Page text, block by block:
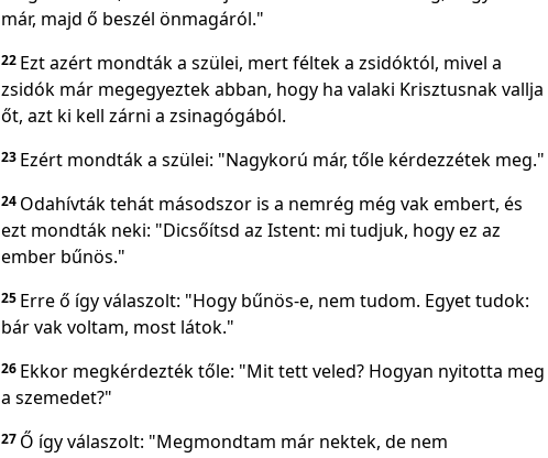
már, majd ő beszél önmagáról."
22 Ezt azért mondták a szülei, mert féltek a zsidóktól, mivel a
zsidók már megegyeztek abban, hogy ha valaki Krisztusnak vallja
őt, azt ki kell zárni a zsinagógából.
23 Ezért mondták a szülei: "Nagykorú már, tőle kérdezzétek meg."
24 Odahívták tehát másodszor is a nemrég még vak embert, és
ezt mondták neki: "Dicsőítsd az Istent: mi tudjuk, hogy ez az
ember bűnös."
25 Erre ő így válaszolt: "Hogy bűnös-e, nem tudom. Egyet tudok:
bár vak voltam, most látok."
26 Ekkor megkérdezték tőle: "Mit tett veled? Hogyan nyitotta meg
a szemedet?"
27 Ő így válaszolt: "Megmondtam már nektek, de nem